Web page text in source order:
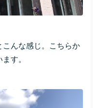
んな感じ。こちらか
す。